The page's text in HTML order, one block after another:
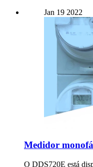
Jan 19 2022
Medidor
O DDS720E está